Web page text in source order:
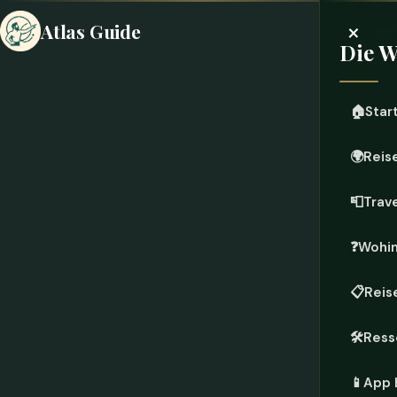
Atlas Guide ×
Die
🏠
🌍
📮
❓
📋
🛠️
📱 App